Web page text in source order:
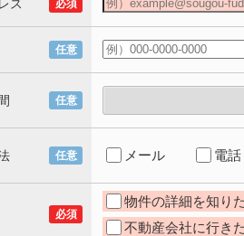
ス 必須
任意
任意
任意 メール 電話
必須
物件の詳細を知り
不動産会社に行き